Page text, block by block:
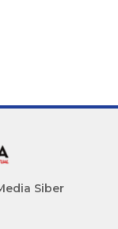
Siber